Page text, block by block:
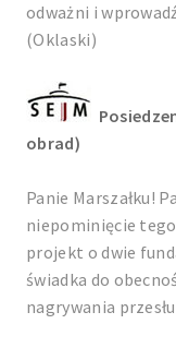
odważni i
(Oklaski)
obrad)
Panie Marszałku!
niepominięcie
projekt o dwie
świadka do
nagrywania